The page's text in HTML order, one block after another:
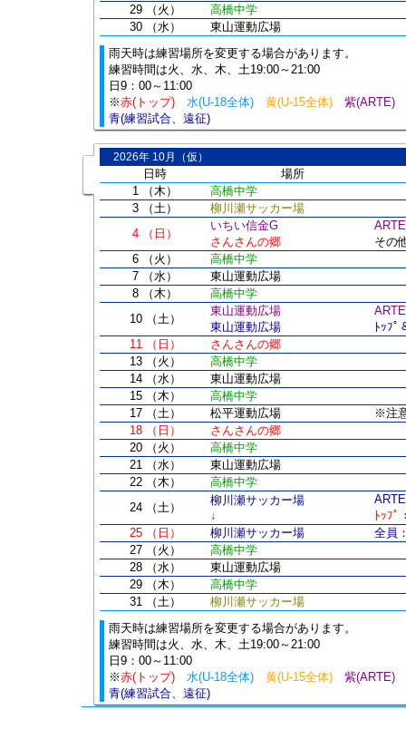
29 （火）
高橋中学
30 （水）
東山運動広場
雨天時は練習場所を変更する場合があります。
練習時間は火、水、木、土19:00～21:00
日9：00～11:00
※赤(トップ) 水(U-18全体) 黄(U-15全体) 紫(ARTE)
青(練習試合、遠征)
2026年 10月（仮）
日時
場所
1 （木）
高橋中学
3 （土）
柳川瀬サッカー場
4 （日）
いちい信金G
さんさんの郷
その
6 （火）
高橋中学
7 （水）
東山運動広場
8 （木）
高橋中学
10 （土）
東山運動広場
東山運動広場
ﾄｯﾌﾟ
11 （日）
さんさんの郷
13 （火）
高橋中学
14 （水）
東山運動広場
15 （木）
高橋中学
17 （土）
松平運動広場
※注
18 （日）
さんさんの郷
20 （火）
高橋中学
21 （水）
東山運動広場
22 （木）
高橋中学
24 （土）
柳川瀬サッカー場
↓
ﾄｯﾌﾟ
25 （日）
柳川瀬サッカー場
全員
27 （火）
高橋中学
28 （水）
東山運動広場
29 （木）
高橋中学
31 （土）
柳川瀬サッカー場
雨天時は練習場所を変更する場合があります。
練習時間は火、水、木、土19:00～21:00
日9：00～11:00
※赤(トップ) 水(U-18全体) 黄(U-15全体) 紫(ARTE)
青(練習試合、遠征)